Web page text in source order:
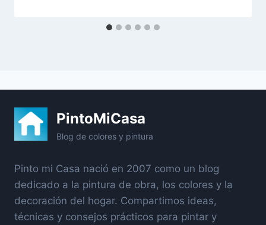
PintoMiCasa
Blog de colores y pintura
Pinto mi Casa nació en 2007 como un blog
dedicado a la pintura de obra, los colores y la
decoración del hogar. Compartimos ideas,
técnicas y consejos prácticos para pintar y